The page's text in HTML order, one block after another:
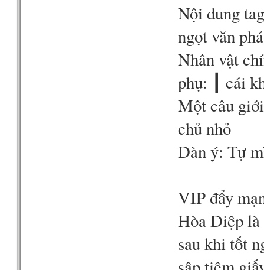
Nội dung
ngọt văn
Nhân vật
phụ: ┃ cái
Một câu
chủ nhỏ
Dàn ý: Tự
VIP đẩy
Hòa Diệp
sau khi tốt